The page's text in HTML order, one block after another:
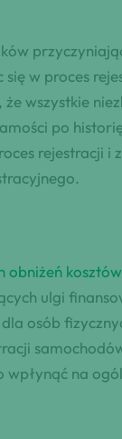
w proces
wszystkie
po
rejestracji
obniżeń
ulgi
osób
na